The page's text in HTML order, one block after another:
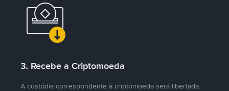
3. Recebe a Criptomoeda
A custódia correspondente à criptomoeda será libertada,